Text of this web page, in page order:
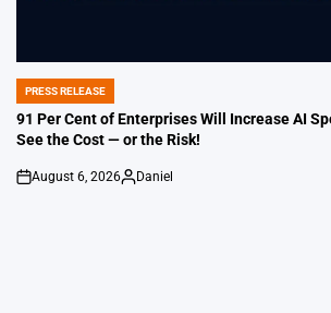
POSTED
IN
PRESS RELEASE
91 Per Cent of Enterprises Will Increase AI
See the Cost — or the Risk!
on
August 6, 2026
Posted
Daniel